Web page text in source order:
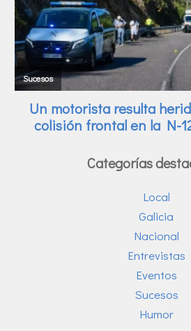
Categorías
Local
Galicia
Nacional
Entrevistas
Eventos
Sucesos
Humor